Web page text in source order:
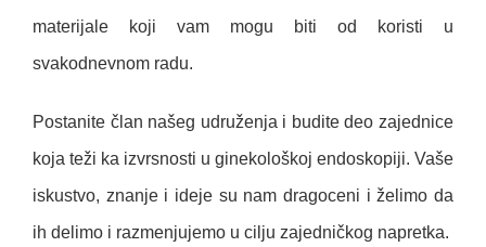
materijale koji vam mogu biti od koristi u
svakodnevnom radu.
Postanite član našeg udruženja i budite deo zajednice
koja teži ka izvrsnosti u ginekološkoj endoskopiji. Vaše
iskustvo, znanje i ideje su nam dragoceni i želimo da
ih delimo i razmenjujemo u cilju zajedničkog napretka.